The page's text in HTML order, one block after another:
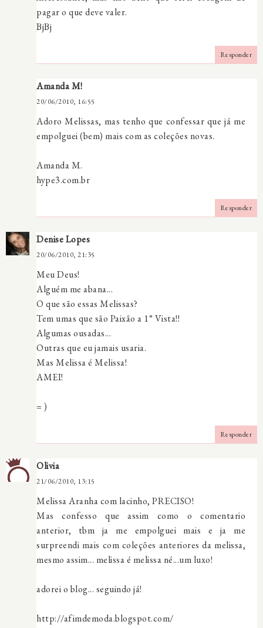
pagar o que deve valer.
BjBj
Responder
Amanda M!
20/06/2010, 16:55
Adoro Melissas, mas tenho que confessar que já me
empolguei (bem) mais com as coleções novas.
Amanda M.
hype3.com.br
Responder
Denise Lopes
20/06/2010, 21:35
Meu Deus!
Alguém me abana...
O que são essas Melissas?
Tem umas que são Paixão a 1° Vista!!
Algumas ousadas...
Outras que eu jamais usaria.
Mas Melissa é Melissa!
AMEI!
= )
Responder
Olivia
21/06/2010, 13:15
Melissa Aranha com lacinho, PRECISO!
Mas confesso que assim como o comentario
anterior, tbm ja me empolguei mais e ja me
surpreendi mais com coleções anteriores da melissa,
mesmo assim... melissa é melissa né...um luxo!
adorei o blog... seguindo já!
http://afimdemoda.blogspot.com/